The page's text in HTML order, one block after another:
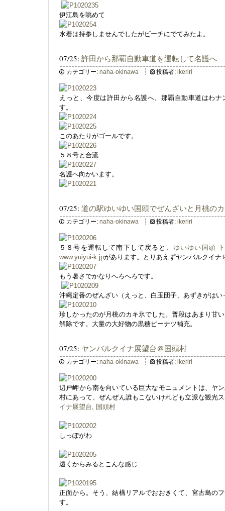
伊江島を眺めて
水着は持参しませんでしたがビーチにでてみたよ。
07/25: 許田から那覇自動車道を運転して名護へ
カテゴリー: naha-okinawa 投稿者: ikeriri
えっと、今度は許田から名護へ。那覇自動車道はわ
す。
このあたりがゴールです。
５８号と合流
名護へ向かいます。
07/25: 道の駅ゆいゆい国頭でぜんざいと月桃の
カテゴリー: naha-okinawa 投稿者: ikeriri
５８号を運転して南下して戻ると、 ゆいゆい国頭
www.yuiyui-k.jpがあります。とりあえずヤンバルクイナ
もう暑さでかなりへろへろです。
沖縄定番のぜんざい（えっと、白玉団子、あずきがはい
珍しかったのが月桃のカキ氷でした。普段はあまり甘
解除です。大量の大好物の黒糖ピーナツ補充。
07/25: ヤンバルクイナ展望台＠国頭村
カテゴリー: naha-okinawa 投稿者: ikeriri
辺戸岬から南を向いている巨大なモニュメントは、ヤ
村にあって、ぜんぜん誰もこないけれども立派な観光
イナ展望台, 国頭村
しっぽがわ
遠くからみるとこんな感じ
正面から。そう、結構リアルでおおきくて、宮古島の
す。